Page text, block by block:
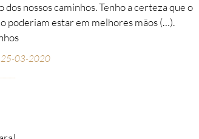
nossos caminhos. Tenho a certeza que o
poderiam estar em melhores mãos (…).
25-03-2020